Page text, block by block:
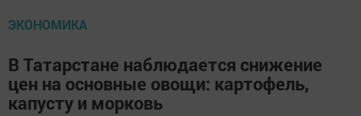
ЭКОНОМИКА
В Татарстане наблюдается снижение
цен на основные овощи: картофель,
капусту и морковь